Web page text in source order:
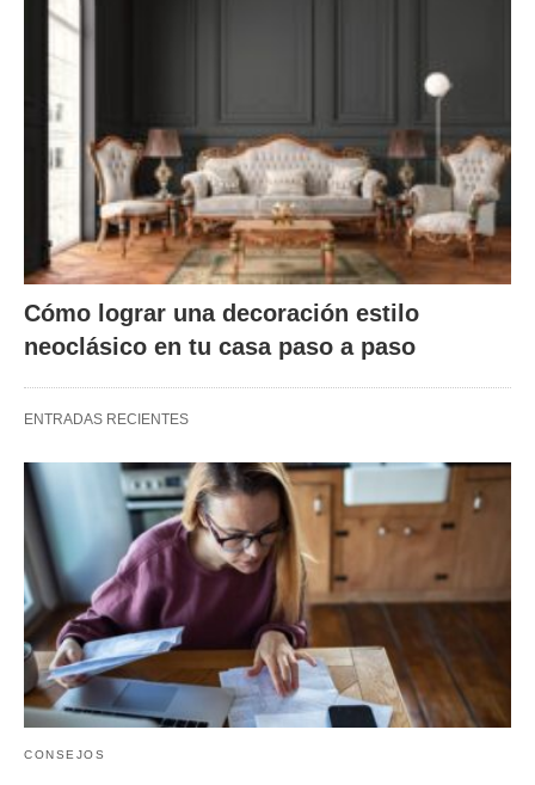
Cómo lograr una decoración estilo
neoclásico en tu casa paso a paso
ENTRADAS RECIENTES
CONSEJOS